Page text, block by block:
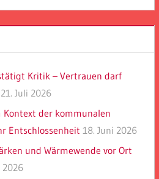
Kritik – Vertrauen darf
21. Juli 2026
Kontext der kommunalen
Entschlossenheit 18. Juni 2026
und Wärmewende vor Ort
2026